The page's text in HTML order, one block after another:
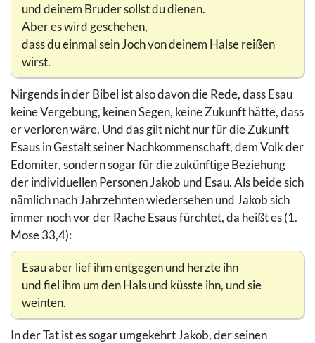
und deinem Bruder sollst du dienen.
Aber es wird geschehen,
dass du einmal sein Joch von deinem Halse reißen
wirst.
Nirgends in der Bibel ist also davon die Rede, dass Esau
keine Vergebung, keinen Segen, keine Zukunft hätte, dass
er verloren wäre. Und das gilt nicht nur für die Zukunft
Esaus in Gestalt seiner Nachkommenschaft, dem Volk der
Edomiter, sondern sogar für die zukünftige Beziehung
der individuellen Personen Jakob und Esau. Als beide sich
nämlich nach Jahrzehnten wiedersehen und Jakob sich
immer noch vor der Rache Esaus fürchtet, da heißt es (1.
Mose 33,4):
Esau aber lief ihm entgegen und herzte ihn
und fiel ihm um den Hals und küsste ihn, und sie
weinten.
In der Tat ist es sogar umgekehrt Jakob, der seinen